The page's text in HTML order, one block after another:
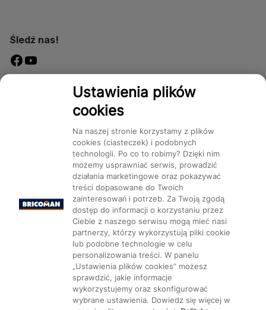
Śledź nas!
Dostępność
Kategorie Produkty Marki CMS
Ustawienia plików cookie
Ustawienia plików
cookies
Na naszej stronie korzystamy z plików
cookies (ciasteczek) i podobnych
technologii. Po co to robimy? Dzięki nim
możemy usprawniać serwis, prowadzić
działania marketingowe oraz pokazywać
treści dopasowane do Twoich
zainteresowań i potrzeb. Za Twoją zgodą
dostęp do informacji o korzystaniu przez
Ciebie z naszego serwisu mogą mieć nasi
partnerzy, którzy wykorzystują pliki cookie
lub podobne technologie w celu
personalizowania treści. W panelu
„Ustawienia plików cookies” możesz
sprawdzić, jakie informacje
wykorzystujemy oraz skonfigurować
wybrane ustawienia. Dowiedz się więcej w